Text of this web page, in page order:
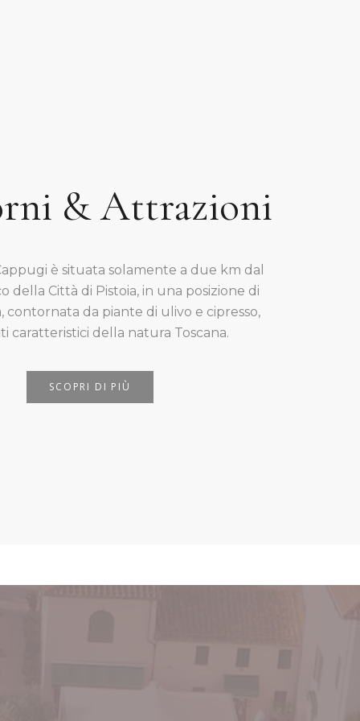
& Attrazioni
è situata solamente a due km dal
della Città di Pistoia, in una posizione di
contornata da piante di ulivo e cipresso,
caratteristici della natura Toscana.
SCOPRI DI PIÙ